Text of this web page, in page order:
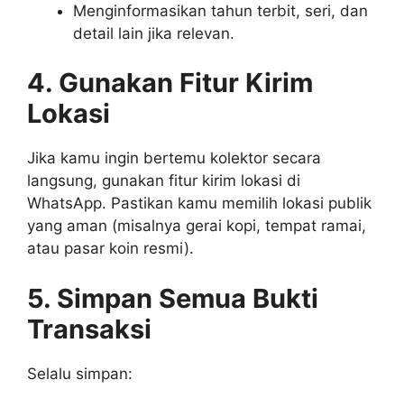
Menginformasikan tahun terbit, seri, dan
detail lain jika relevan.
4. Gunakan Fitur Kirim
Lokasi
Jika kamu ingin bertemu kolektor secara
langsung, gunakan fitur kirim lokasi di
WhatsApp. Pastikan kamu memilih lokasi publik
yang aman (misalnya gerai kopi, tempat ramai,
atau pasar koin resmi).
5. Simpan Semua Bukti
Transaksi
Selalu simpan: